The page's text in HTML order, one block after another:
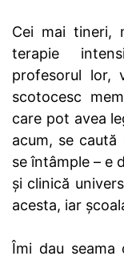
Cei mai tineri,
terapie
profesorul lor,
scotocesc
care pot avea
acum, se
se întâmple – e
și clinică
acesta, iar
Îmi dau